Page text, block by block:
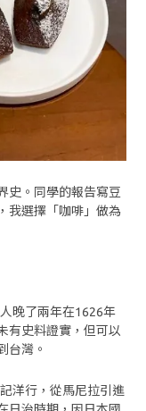
史。同學的報告寫豆
我選擇「咖啡」做為
晚了兩年在1626年
有史料證實，但可以
台灣。
洋行，從馬尼拉引進